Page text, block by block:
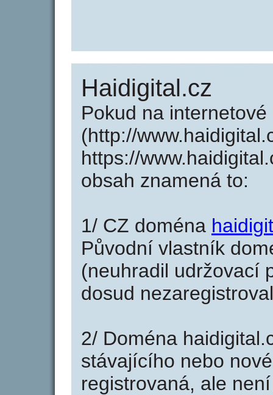
Haidigital.cz
Pokud na
(http://
https://
obsah znamená to:
1/ CZ doména
Původní vlastník
(neuhradil udržovací
dosud
2/ Doména
stávajícího nebo
registrovaná, ale